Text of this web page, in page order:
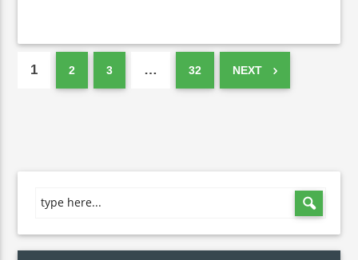
1 2 3 … 32 NEXT